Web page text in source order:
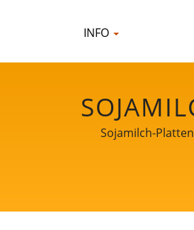
INFO
Sojamilch-